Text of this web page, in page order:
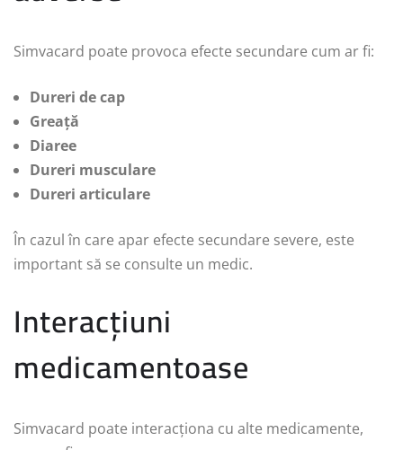
Simvacard poate provoca efecte secundare cum ar fi:
Dureri de cap
Greață
Diaree
Dureri musculare
Dureri articulare
În cazul în care apar efecte secundare severe, este
important să se consulte un medic.
Interacțiuni
medicamentoase
Simvacard poate interacționa cu alte medicamente,